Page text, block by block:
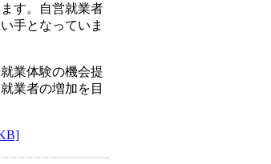
す。自営就業者
手となっていま
業体験の機会提
業者の増加を目